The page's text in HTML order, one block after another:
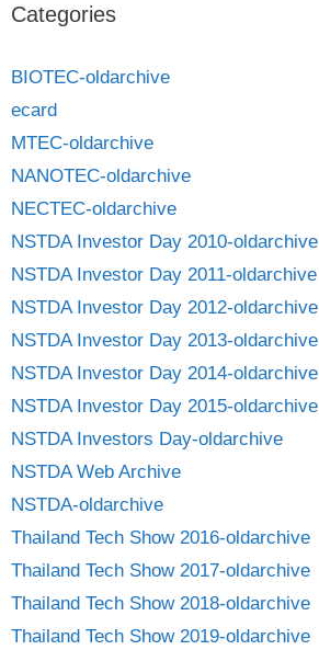
Categories
BIOTEC-oldarchive
ecard
MTEC-oldarchive
NANOTEC-oldarchive
NECTEC-oldarchive
NSTDA Investor Day 2010-oldarchive
NSTDA Investor Day 2011-oldarchive
NSTDA Investor Day 2012-oldarchive
NSTDA Investor Day 2013-oldarchive
NSTDA Investor Day 2014-oldarchive
NSTDA Investor Day 2015-oldarchive
NSTDA Investors Day-oldarchive
NSTDA Web Archive
NSTDA-oldarchive
Thailand Tech Show 2016-oldarchive
Thailand Tech Show 2017-oldarchive
Thailand Tech Show 2018-oldarchive
Thailand Tech Show 2019-oldarchive